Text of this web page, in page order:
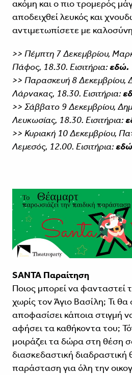
ακόμη και ο πιο τρομερός
αποδειχθεί λευκός και
αντιμετωπίσετε με
>> Πέμπτη 7 Δεκεμβρίου,
Πάφος, 18.30. Εισιτήρια: εδώ.
>> Παρασκευή 8 Δεκεμβρίου,
Λάρνακας, 18.30. Εισιτήρια:
>> Σάββατο 9 Δεκεμβρίου,
Λευκωσίας, 18.30. Εισιτήρια:
>> Κυριακή 10 Δεκεμβρίου,
Λεμεσός, 12.00. Εισιτήρια:
SANTA Παραίτηση
Ποιος μπορεί να φανταστεί
χωρίς τον Άγιο Βασίλη; Τι θα
αποφασίσει κάποια στιγμή
αφήσει τα καθήκοντα του;
μοιράζει τα δώρα στη θέση
διασκεδαστική διαδραστική
παράσταση για όλη την